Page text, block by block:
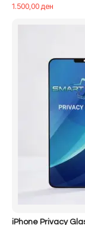
1.500,00ден
iPhone Privacy